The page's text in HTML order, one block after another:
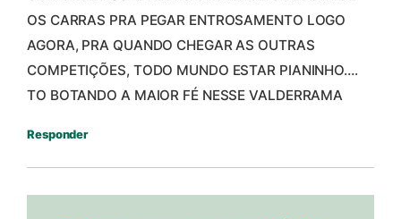
OS CARRAS PRA PEGAR ENTROSAMENTO LOGO
AGORA, PRA QUANDO CHEGAR AS OUTRAS
COMPETIÇÕES, TODO MUNDO ESTAR PIANINHO….
TO BOTANDO A MAIOR FÉ NESSE VALDERRAMA
Responder